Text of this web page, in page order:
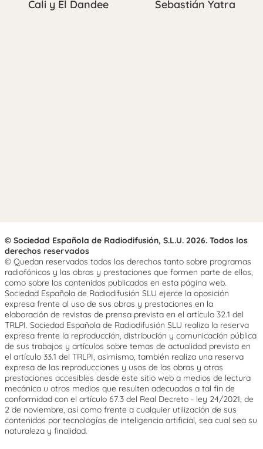
Cali y El Dandee Sebastián Yatra
© Sociedad Española de Radiodifusión, S.L.U. 2026. Todos los
derechos reservados
© Quedan reservados todos los derechos tanto sobre programas
radiofónicos y las obras y prestaciones que formen parte de ellos,
como sobre los contenidos publicados en esta página web.
Sociedad Española de Radiodifusión SLU ejerce la oposición
expresa frente al uso de sus obras y prestaciones en la
elaboración de revistas de prensa prevista en el artículo 32.1 del
TRLPI. Sociedad Española de Radiodifusión SLU realiza la reserva
expresa frente la reproducción, distribución y comunicación pública
de sus trabajos y artículos sobre temas de actualidad prevista en
el artículo 33.1 del TRLPI, asimismo, también realiza una reserva
expresa de las reproducciones y usos de las obras y otras
prestaciones accesibles desde este sitio web a medios de lectura
mecánica u otros medios que resulten adecuados a tal fin de
conformidad con el artículo 67.3 del Real Decreto - ley 24/2021, de
2 de noviembre, así como frente a cualquier utilización de sus
contenidos por tecnologías de inteligencia artificial, sea cual sea su
naturaleza y finalidad.